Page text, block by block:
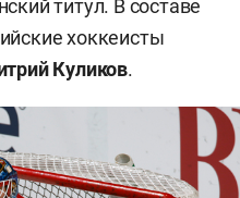
титул. В составе
хоккеисты
Куликов.